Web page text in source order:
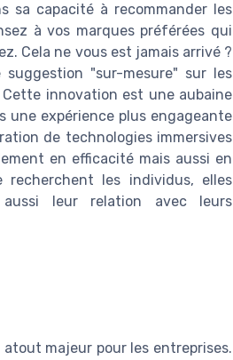
sa capacité à recommander les
à vos marques préférées qui
Cela ne vous est jamais arrivé ?
"sur-mesure" sur les
innovation est une aubaine
une expérience plus engageante
de technologies immersives
en efficacité mais aussi en
les individus, elles
aussi leur relation avec leurs
majeur pour les entreprises.